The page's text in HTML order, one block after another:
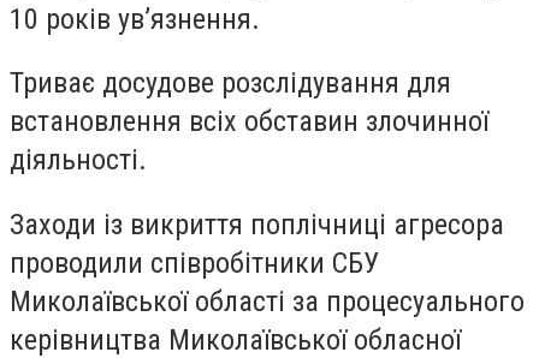
10 років ув’язнення.
Триває досудове розслідування для
встановлення всіх обставин злочинної
діяльності.
Заходи із викриття поплічниці агресора
проводили співробітники СБУ
Миколаївської області за процесуального
керівництва Миколаївської обласної